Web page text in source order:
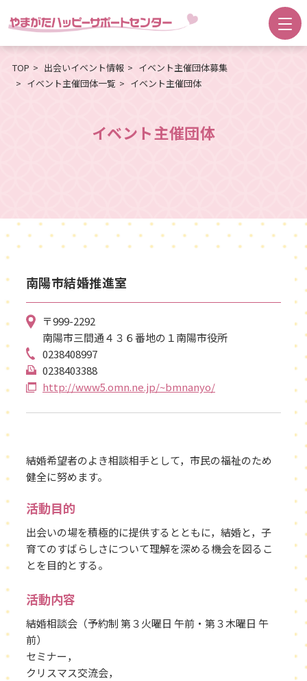
TOP 出会いイベント情報
イベント主催団体募集
イベント主催団体一覧
イベント主催団体
イベント主催団体
南陽市結婚推進室
〒999-2292
南陽市三間通４３６番地の１南陽市役所
0238408997
0238403388
http://www5.omn.ne.jp/~bmnanyo/
結婚希望者のよき相談相手として，市民の福祉のため
健全に努めます。
活動目的
出会いの場を積極的に提供するとともに，結婚と，子
育てのすばらしさについて理解を深める機会を図るこ
とを目的とする。
活動内容
結婚相談会（予約制 第３火曜日 午前・第３木曜日 午
前）
セミナー，
クリスマス交流会，